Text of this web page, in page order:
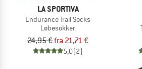
LA SPORTIVA
Endurance Trail Socks
Løbesokker
24,95 €fra 21,71 €
5,0(2)